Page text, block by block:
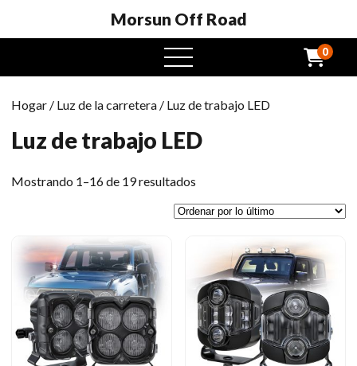
Morsun Off Road
Menú
abierto
0
Hogar / Luz de la carretera / Luz de trabajo LED
Luz de trabajo LED
Mostrando 1–16 de 19 resultados
el